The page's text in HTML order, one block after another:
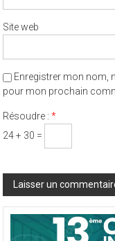
Site web
Enregistrer mon nom,
pour mon prochain
Résoudre :*
24 + 30 =